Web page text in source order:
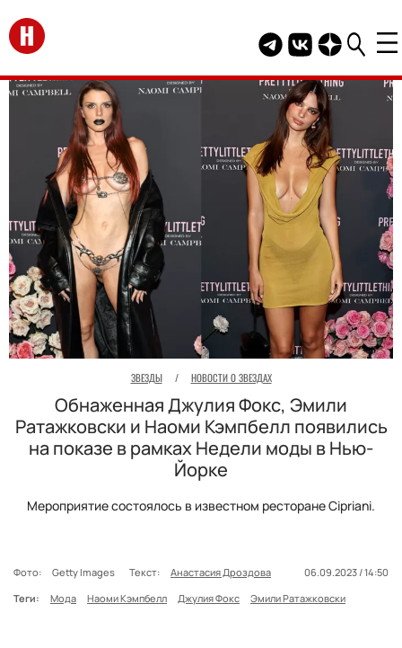
Перейти на главную
Telegram канал
Группа HELLO
Канал
ЗВЕЗДЫ / НОВОСТИ О ЗВЕЗДАХ
Обнаженная Джулия Фокс, Эмили
Ратажковски и Наоми Кэмпбелл появились
на показе в рамках Недели моды в Нью-
Йорке
Мероприятие состоялось в известном ресторане Cipriani.
Фото: Getty Images Текст: Анастасия Дроздова
06.09.2023 / 14:50
Теги:
Мода Наоми Кэмпбелл Джулия Фокс Эмили Ратажковски